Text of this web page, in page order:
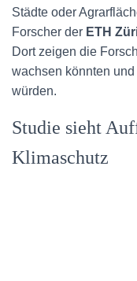
Städte oder
Forscher der ETH
Dort zeigen die
wachsen könnten
würden.
Studie sieht
Klimaschutz